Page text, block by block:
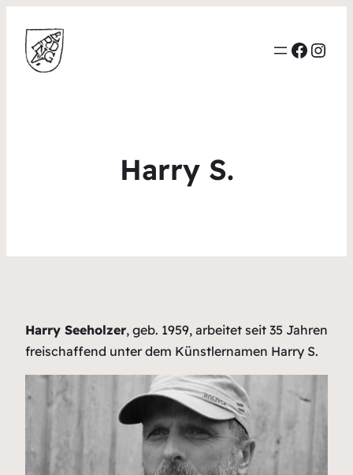
Harry S.
Harry Seeholzer, geb. 1959, arbeitet seit 35 Jahren
freischaffend unter dem Künstlernamen Harry S.